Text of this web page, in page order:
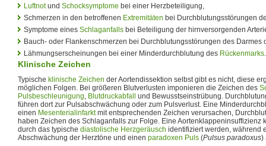
Luftnotund Schocksymptome bei einer Herzbeteiligung,
Schmerzen in den betroffenen Extremitäten bei Durchblutungsstörungen
Symptome eines Schlaganfalls bei Beteiligung der hirnversorgenden
Bauch- oder Flankenschmerzen bei Durchblutungsstörungen des Darmes
Lähmungserscheinungen bei einer Minderdurchblutung des Rückenmarks.
Klinische Zeichen
Typische klinische Zeichen der Aortendissektion selbst gibt es nicht, diese
möglichen Folgen. Bei größeren Blutverlusten imponieren die Zeichen des
Pulsbeschleunigung, Blutdruckabfall
und Bewusstseinstrübung.
führen dort zur Pulsabschwächung oder zum Pulsverlust. Eine
einen Mesenterialinfarktmit entsprechenden Zeichen verursachen,
haben Zeichen des Schlaganfalls zur Folge. Eine Aortenklappeninsuffizienz
durch das typische diastolische Herzgeräusch identifiziert werden, während
Abschwächung der Herztöne und einen paradoxen Puls (Pulsus paradoxus)